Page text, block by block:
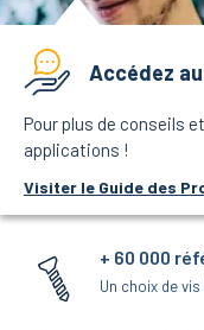
Accédez
Pour plus de conseils
applications !
Visiter le Guide des
+ 60 000
Un choix de